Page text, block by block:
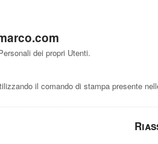
dei propri Utenti.
il comando di stampa presente